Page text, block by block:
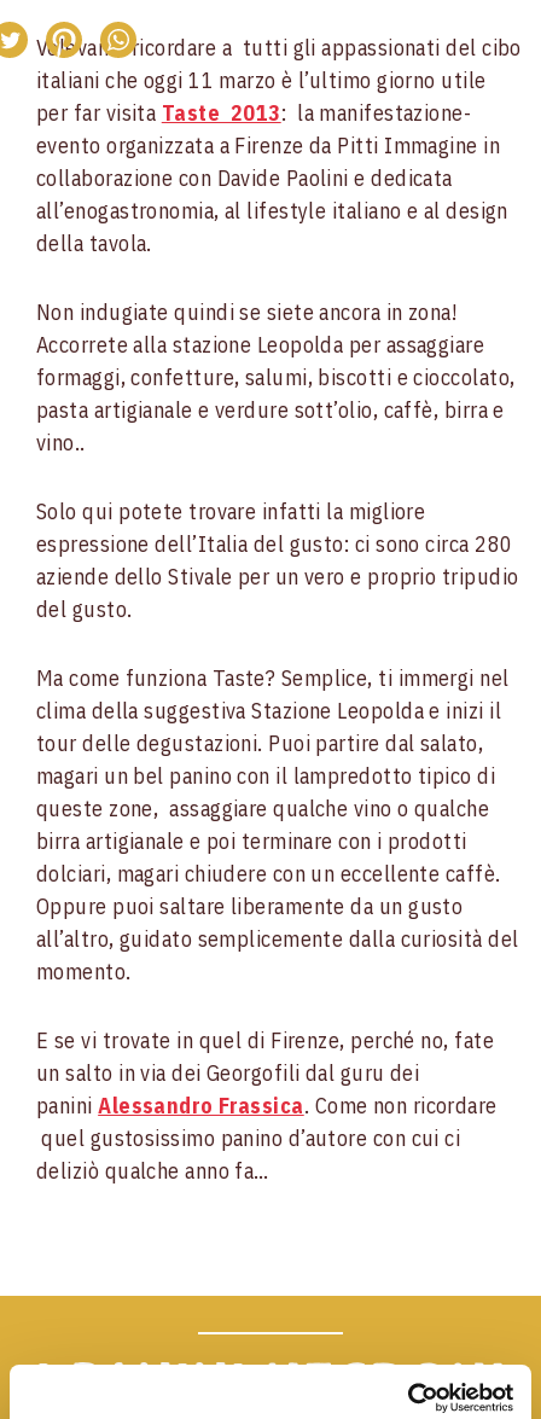
Volevamo ricordare a tutti gli appassionati del cibo
italiani che oggi 11 marzo è l’ultimo giorno utile
per far visita Taste 2013: la manifestazione-
evento organizzata a Firenze da Pitti Immagine in
collaborazione con Davide Paolini e dedicata
all’enogastronomia, al lifestyle italiano e al design
della tavola.
Non indugiate quindi se siete ancora in zona!
Accorrete alla stazione Leopolda per assaggiare
formaggi, confetture, salumi, biscotti e cioccolato,
pasta artigianale e verdure sott’olio, caffè, birra e
vino..
Solo qui potete trovare infatti la migliore
espressione dell’Italia del gusto: ci sono circa 280
aziende dello Stivale per un vero e proprio tripudio
del gusto.
Ma come funziona Taste? Semplice, ti immergi nel
clima della suggestiva Stazione Leopolda e inizi il
tour delle degustazioni. Puoi partire dal salato,
magari un bel panino con il lampredotto tipico di
queste zone, assaggiare qualche vino o qualche
birra artigianale e poi terminare con i prodotti
dolciari, magari chiudere con un eccellente caffè.
Oppure puoi saltare liberamente da un gusto
all’altro, guidato semplicemente dalla curiosità del
momento.
E se vi trovate in quel di Firenze, perché no, fate
un salto in via dei Georgofili dal guru dei
paniniAlessandro Frassica. Come non ricordare
quel gustosissimo panino d’autore con cui ci
deliziò qualche anno fa…
I paniniNegroni